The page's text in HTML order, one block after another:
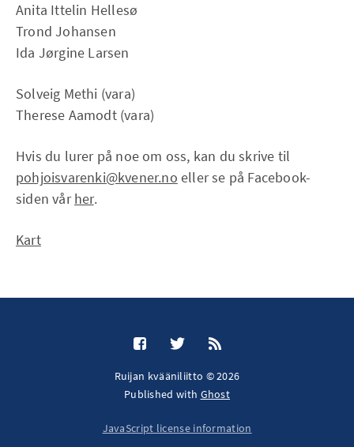
Anita Ittelin Hellesø
Trond Johansen
Ida Jørgine Larsen
Solveig Methi (vara)
Therese Aamodt (vara)
Hvis du lurer på noe om oss, kan du skrive til
pohjoisvarenki@kvener.no eller se på Facebook-
siden vårher.
Kart
Ruijan kvääniliitto © 2026
Published with Ghost
JavaScript license information